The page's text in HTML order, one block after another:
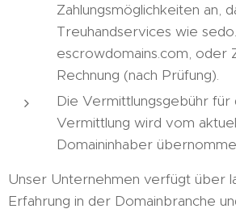
Zahlungsmöglichkeiten an,
Treuhandservices wie
escrowdomains.com, oder
Rechnung (nach Prüfung).
Die Vermittlungsgebühr für
Vermittlung wird vom
Domaininhaber
Unser Unternehmen verfügt über
Erfahrung in der Domainbranche